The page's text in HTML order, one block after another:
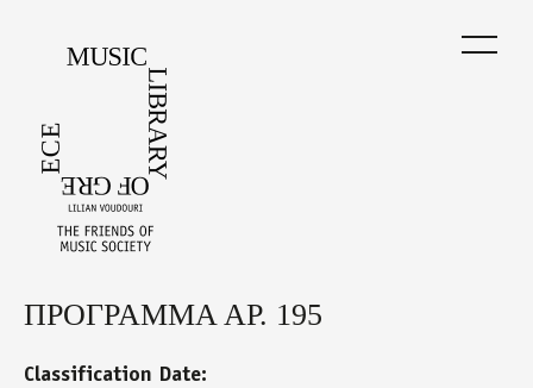
Back
top
ΠΡΟΓΡΑΜΜΑ ΑΡ. 195
Classification Date: